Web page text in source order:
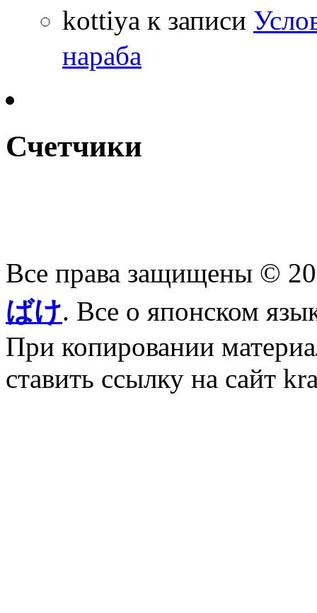
kottiya к записи
нараба
Счетчики
Все права защищены ©
ばけ. Все о японском
При копировании
ставить ссылку на сайт